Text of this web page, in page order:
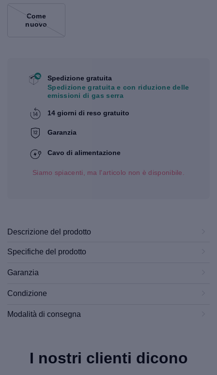
Come
nuovo
Spedizione gratuita
Spedizione gratuita e con riduzione delle
emissioni di gas serra
14 giorni di reso gratuito
Garanzia
Cavo di alimentazione
Siamo spiacenti, ma l'articolo non è disponibile.
Descrizione del prodotto
Specifiche del prodotto
Garanzia
Condizione
Modalità di consegna
I nostri clienti dicono